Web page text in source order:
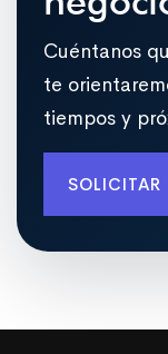
Cuéntanos
te
tiempos y